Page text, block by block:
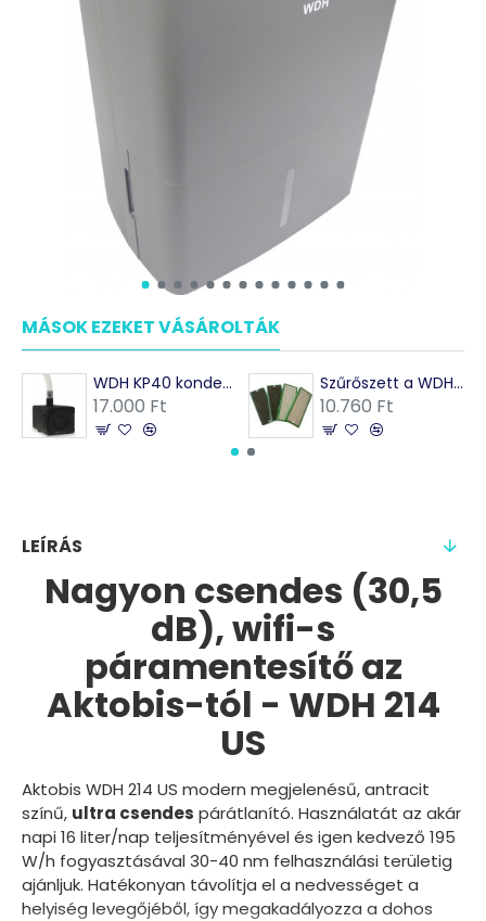
MÁSOK EZEKET VÁSÁROLTÁK
WDH KP40 kondenzszivattyú páramentesítőbe
17.000 Ft
Szűrőszett a WDH 988-B és WDH 660B légtisztítóhoz
10.760 Ft
LEÍRÁS
Nagyon csendes (30,5
dB), wifi-s
páramentesítő az
Aktobis-tól - WDH 214
US
Aktobis WDH 214 US modern megjelenésű, antracit
színű, ultra csendes párátlanító. Használatát az akár
napi 16 liter/nap teljesítményével és igen kedvező 195
W/h fogyasztásával 30-40 nm felhasználási területig
ajánljuk. Hatékonyan távolítja el a nedvességet a
helyiség levegőjéből, így megakadályozza a dohos